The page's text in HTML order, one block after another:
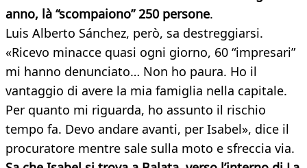
anno, là “scompaiono” 250 persone.
Luis Alberto Sánchez, però, sa destreggiarsi.
«Ricevo minacce quasi ogni giorno, 60 “impresari”
mi hanno denunciato… Non ho paura. Ho il
vantaggio di avere la mia famiglia nella capitale.
Per quanto mi riguarda, ho assunto il rischio
tempo fa. Devo andare avanti, per Isabel», dice il
procuratore mentre sale sulla moto e sfreccia via.